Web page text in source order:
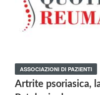
ASSOCIAZIONI DI PAZIENTI
Artrite psoriasica,